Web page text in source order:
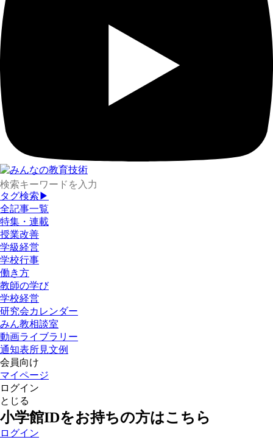
タグ検索▶
全記事一覧
特集・連載
授業改善
学級経営
学校行事
働き方
教師の学び
学校経営
研究会カレンダー
みん教相談室
動画ライブラリー
通知表所見文例
会員向け
マイページ
ログイン
とじる
小学館IDをお持ちの方はこちら
ログイン